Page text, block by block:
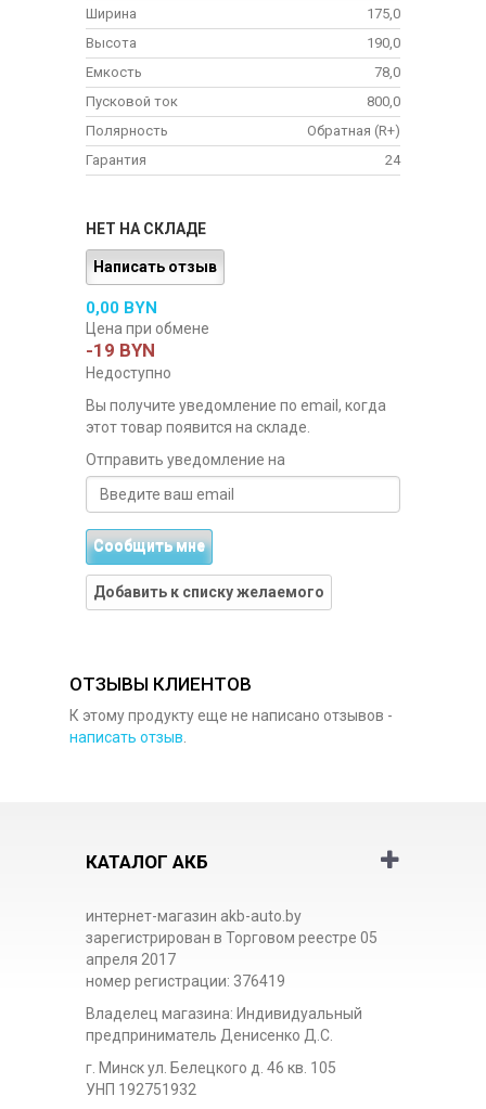
Ширина
175,0
Высота
190,0
Емкость
78,0
Пусковой ток
800,0
Полярность
Обратная (R+)
Гарантия
24
НЕТ НА СКЛАДЕ
Написать отзыв
0,00 BYN
Цена при обмене
-19 BYN
Недоступно
Вы получите уведомление по email, когда
этот товар появится на складе.
Отправить уведомление на
Сообщить мне
Добавить к списку желаемого
ОТЗЫВЫ КЛИЕНТОВ
К этому продукту еще не написано отзывов -
написать отзыв
КАТАЛОГ АКБ
интернет-магазин akb-auto.by
зарегистрирован в Торговом реестре 05
апреля 2017
номер регистрации: 376419
Владелец магазина: Индивидуальный
предприниматель Денисенко Д.С.
г. Минск ул. Белецкого д. 46 кв. 105
УНП 192751932